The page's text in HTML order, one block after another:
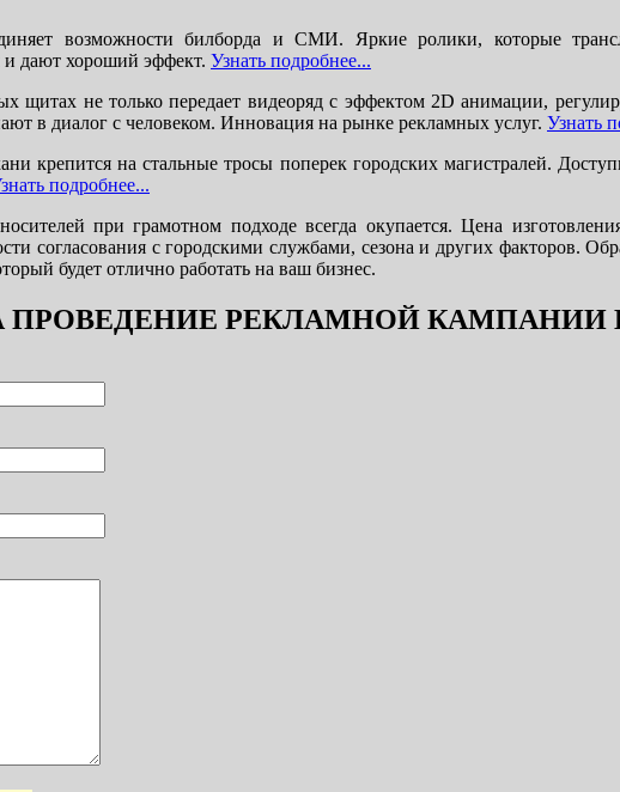
возможности билборда и СМИ. Яркие ролики, которые
дают хороший эффект. Узнать подробнее...
щитах не только передает видеоряд с эффектом 2D анимации,
в диалог с человеком. Инновация на рынке рекламных услуг. Узнать
крепится на стальные тросы поперек городских магистралей.
подробнее...
при грамотном подходе всегда окупается. Цена
согласования с городскими службами, сезона и других факторов.
будет отлично работать на ваш бизнес.
ПРОВЕДЕНИЕ РЕКЛАМНОЙ